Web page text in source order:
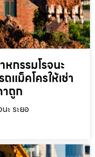
กรรมโรจนะ
แม็คโครให้เช่า
ถูก
ะ ระยอ